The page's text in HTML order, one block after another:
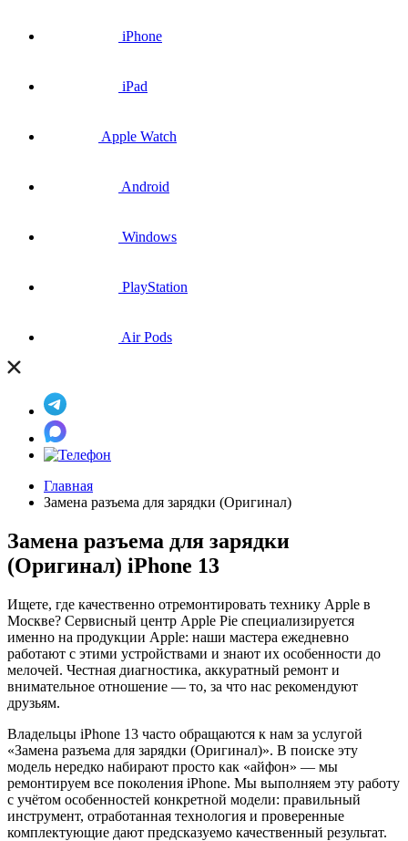
iPhone
iPad
Apple Watch
Android
Windows
PlayStation
Air Pods
Главная
Замена разъема для зарядки (Оригинал)
Замена разъема для зарядки
(Оригинал) iPhone 13
Ищете, где качественно отремонтировать технику Apple в
Москве? Сервисный центр Apple Pie специализируется
именно на продукции Apple: наши мастера ежедневно
работают с этими устройствами и знают их особенности до
мелочей. Честная диагностика, аккуратный ремонт и
внимательное отношение — то, за что нас рекомендуют
друзьям.
Владельцы iPhone 13 часто обращаются к нам за услугой
«Замена разъема для зарядки (Оригинал)». В поиске эту
модель нередко набирают просто как «айфон» — мы
ремонтируем все поколения iPhone. Мы выполняем эту работу
с учётом особенностей конкретной модели: правильный
инструмент, отработанная технология и проверенные
комплектующие дают предсказуемо качественный результат.